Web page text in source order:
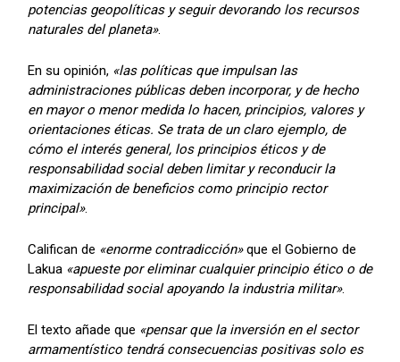
potencias geopolíticas y seguir devorando los recursos
naturales del planeta».
En su opinión, «las políticas que impulsan las
administraciones públicas deben incorporar, y de hecho
en mayor o menor medida lo hacen, principios, valores y
orientaciones éticas. Se trata de un claro ejemplo, de
cómo el interés general, los principios éticos y de
responsabilidad social deben limitar y reconducir la
maximización de beneficios como principio rector
principal».
Califican de «enorme contradicción»que el Gobierno de
Lakua «apueste por eliminar cualquier principio ético o de
responsabilidad social apoyando la industria militar».
El texto añade que «pensar que la inversión en el sector
armamentístico tendrá consecuencias positivas solo es